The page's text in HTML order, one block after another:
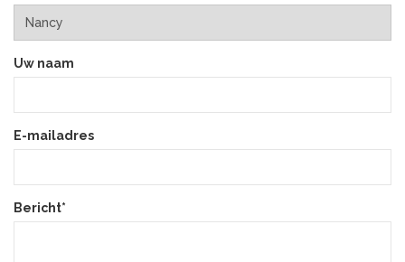
Uw naam
E-mailadres
Bericht*